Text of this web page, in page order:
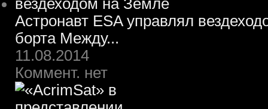
Астронавт ESA управлял
борта Между...
11.08.2014
Коммент. нет